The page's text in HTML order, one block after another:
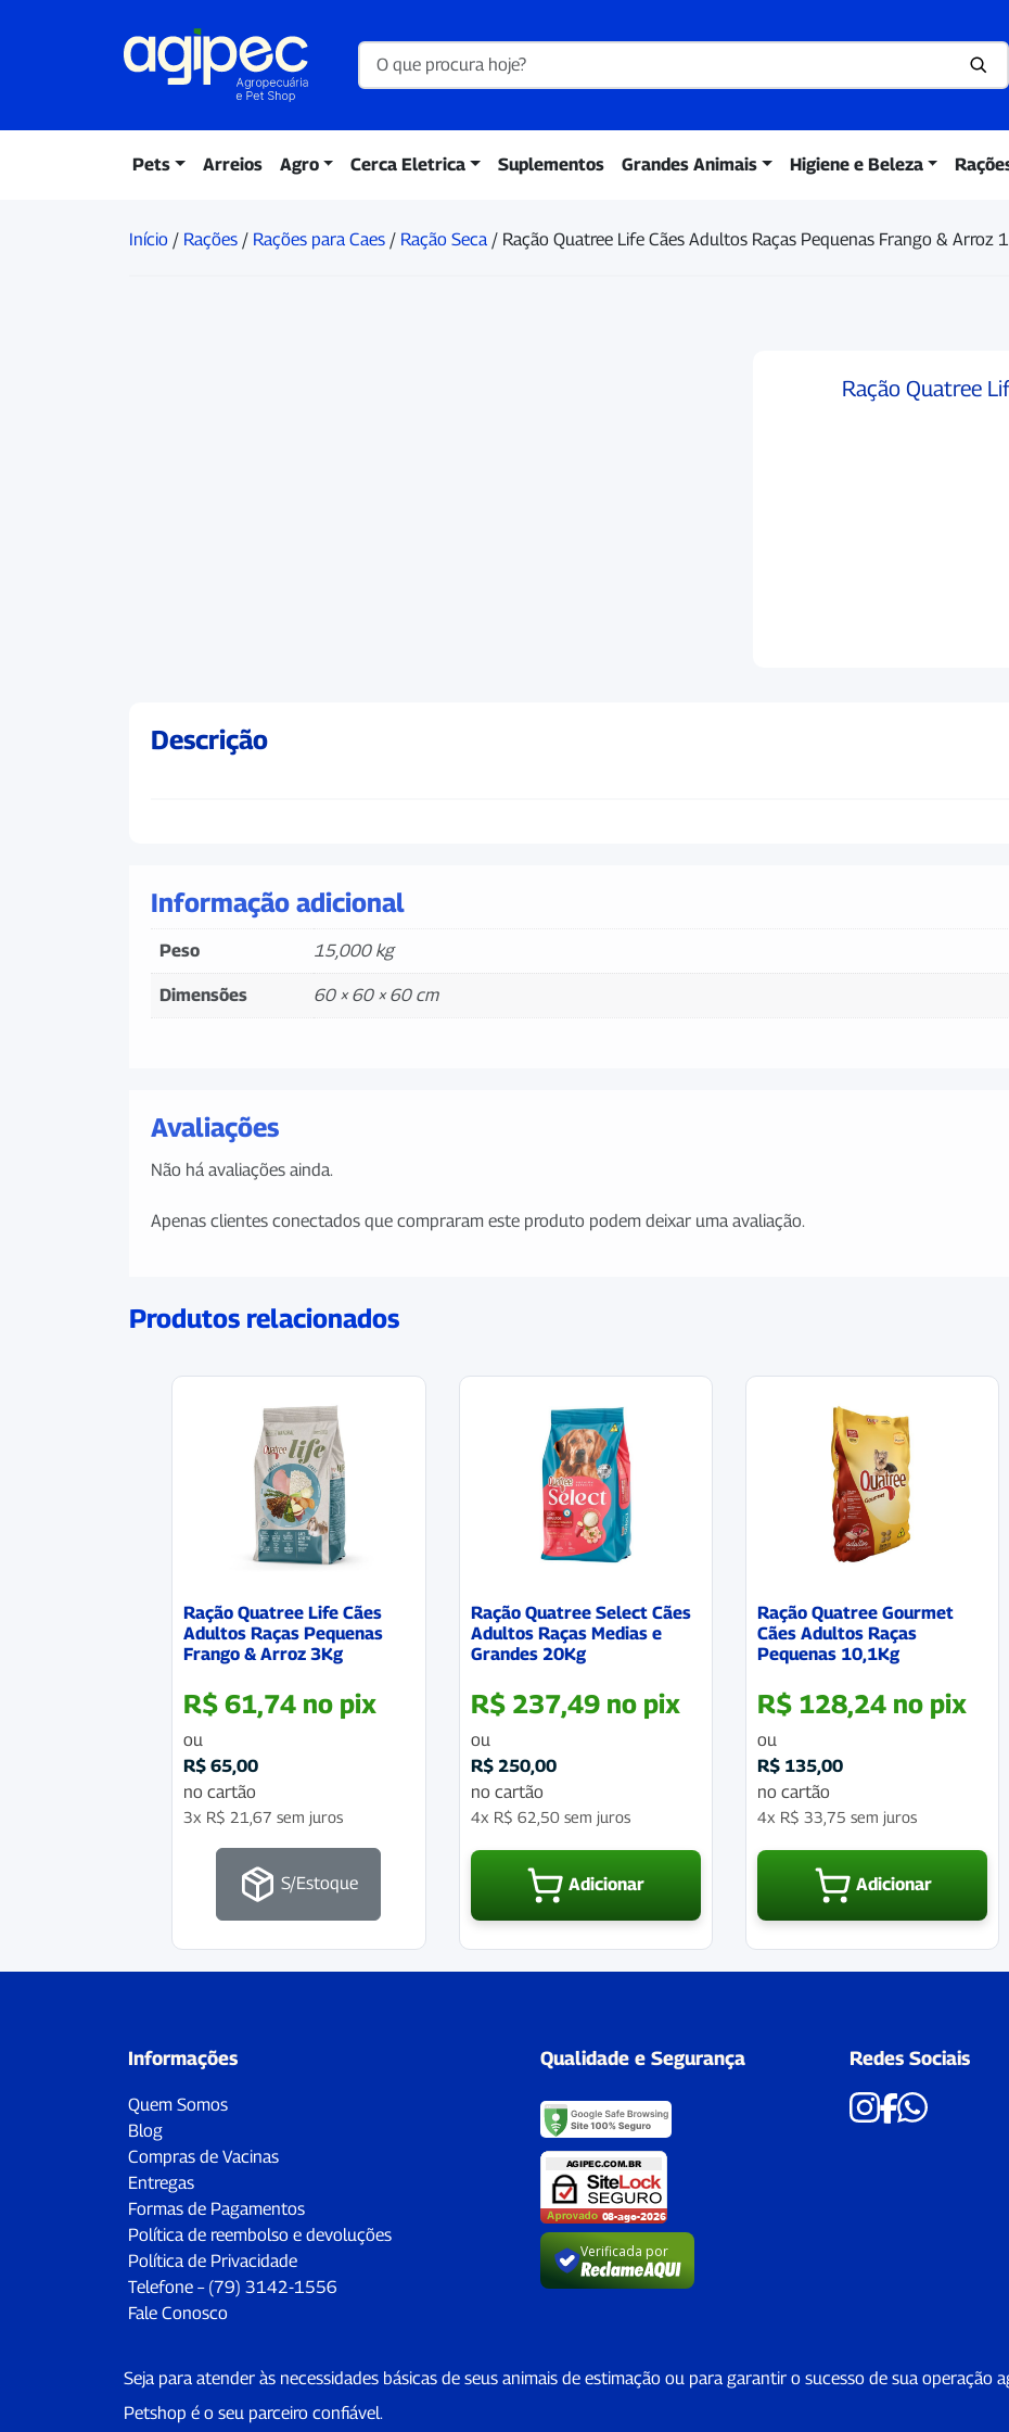
Pets Arreios Agro Cerca Eletrica Suplementos Grandes Animais Higiene e Beleza
Início / Rações / Rações para Caes / Ração Seca / Ração Quatree Life Cães Adultos Raças Pequenas Frango & Arroz
Ração Quatree
Descrição
Informação adicional
Peso 15,000 kg
Dimensões 60 × 60 × 60 cm
Avaliações
Não há avaliações ainda.
Apenas clientes conectados que compraram este produto podem deixar uma avaliação.
Produtos relacionados
Ração Quatree Life Cães
Adultos Raças Pequenas
Frango & Arroz 3Kg
R$ 61,74 no pix
ou
R$ 65,00
no cartão
3x R$ 21,67 sem juros
S/Estoque
Ração Quatree Select Cães
Adultos Raças Medias e
Grandes 20Kg
R$237,49 no pix
ou
R$250,00
no cartão
4x R$ 62,50sem juros
Adicionar
Ração Quatree Gourmet
Cães Adultos Raças
Pequenas 10,1Kg
R$ 128,24 no pix
ou
R$ 135,00
no cartão
4x R$ 33,75 sem juros
Adicionar
Informações
Quem Somos
Blog
Compras de Vacinas
Entregas
Formas de Pagamentos
Política de reembolso e devoluções
Política de Privacidade
Telefone – (79) 3142-1556
Fale Conosco
Qualidade e Segurança
Verificada por
Redes Sociais
Seja para atender às necessidades básicas de seus animais de estimação ou para garantir o sucesso de sua operação
Petshop é o seu parceiro confiável.